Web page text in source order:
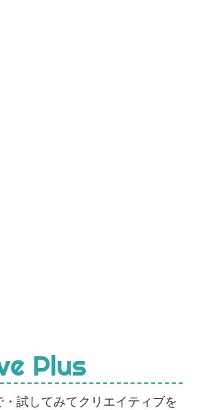
Plus
試してみてクリエイティブを